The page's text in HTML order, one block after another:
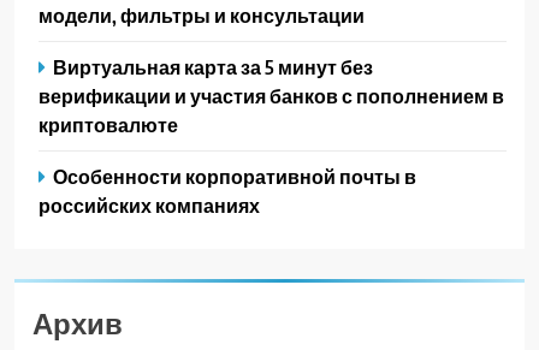
модели, фильтры и консультации
Виртуальная карта за 5 минут без
верификации и участия банков с пополнением в
криптовалюте
Особенности корпоративной почты в
российских компаниях
Архив